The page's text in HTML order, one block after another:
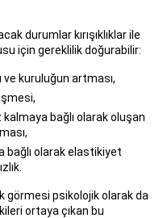
durumlar kırışıklıklar ile
için gereklilik doğurabilir:
kuruluğun artması,
kalmaya bağlı olarak oluşan
bağlı olarak elastikiyet
görmesi psikolojik olarak da
ortaya çıkan bu